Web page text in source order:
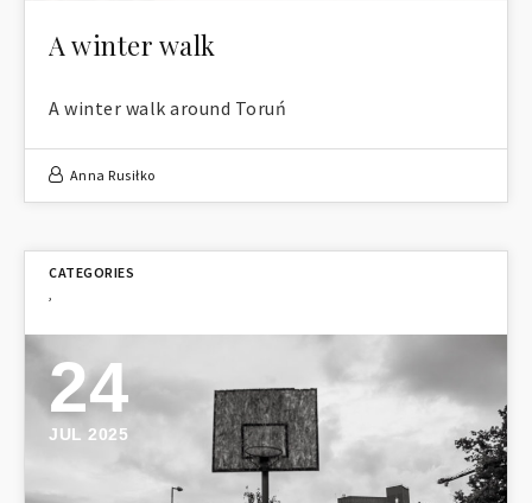
A winter walk
A winter walk around Toruń
Anna Rusiłko
,
24
JUL 2025